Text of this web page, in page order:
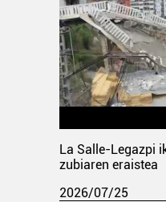
La Salle-Legazpi
zubiaren eraistea
2026/07/25